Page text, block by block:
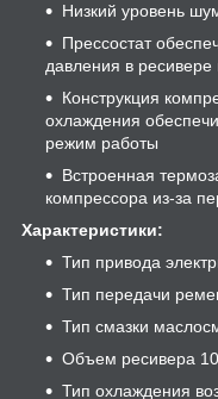
Низкий уровень
Прессостат
давления в
Конструкция
охлаждения
режим работы
Встроенная
компрессора из-за
Характеристики:
Тип привода
Тип передачи
Тип смазки
Объем ресивера
Тип охлаждения